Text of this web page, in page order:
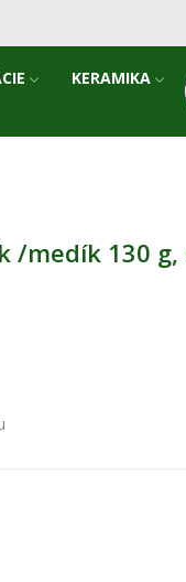
KERAMIKA
/medík 130